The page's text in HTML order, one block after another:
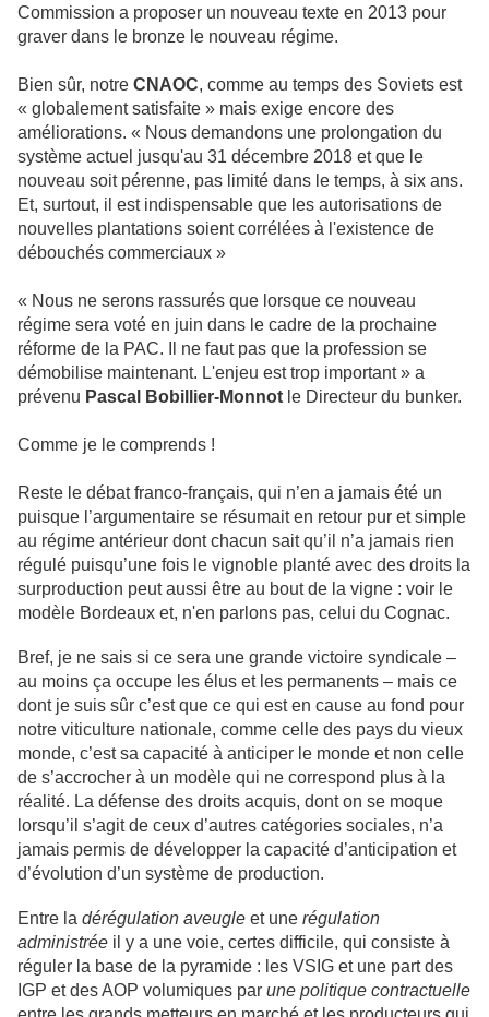
Commission a proposer un nouveau texte en 2013 pour
graver dans le bronze le nouveau régime.
Bien sûr, notre CNAOC, comme au temps des Soviets est
« globalement satisfaite » mais exige encore des
améliorations. « Nous demandons une prolongation du
système actuel jusqu'au 31 décembre 2018 et que le
nouveau soit pérenne, pas limité dans le temps, à six ans.
Et, surtout, il est indispensable que les autorisations de
nouvelles plantations soient corrélées à l'existence de
débouchés commerciaux »
« Nous ne serons rassurés que lorsque ce nouveau
régime sera voté en juin dans le cadre de la prochaine
réforme de la PAC. Il ne faut pas que la profession se
démobilise maintenant. L'enjeu est trop important » a
prévenu Pascal Bobillier-Monnot le Directeur du bunker.
Comme je le comprends !
Reste le débat franco-français, qui n’en a jamais été un
puisque l’argumentaire se résumait en retour pur et simple
au régime antérieur dont chacun sait qu’il n’a jamais rien
régulé puisqu’une fois le vignoble planté avec des droits la
surproduction peut aussi être au bout de la vigne : voir le
modèle Bordeaux et, n'en parlons pas, celui du Cognac.
Bref, je ne sais si ce sera une grande victoire syndicale –
au moins ça occupe les élus et les permanents – mais ce
dont je suis sûr c’est que ce qui est en cause au fond pour
notre viticulture nationale, comme celle des pays du vieux
monde, c’est sa capacité à anticiper le monde et non celle
de s’accrocher à un modèle qui ne correspond plus à la
réalité. La défense des droits acquis, dont on se moque
lorsqu’il s’agit de ceux d’autres catégories sociales, n’a
jamais permis de développer la capacité d’anticipation et
d’évolution d’un système de production.
Entre la dérégulation aveugle et une régulation
administrée il y a une voie, certes difficile, qui consiste à
réguler la base de la pyramide : les VSIG et une part des
IGP et des AOP volumiques par une politique contractuelle